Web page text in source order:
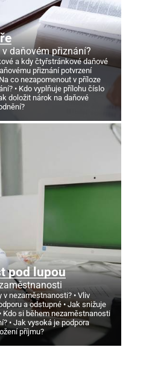
daňovém přiznání?
a kdy čtyřstránkové daňové
přiznání potvrzení
Na co nezapomenout v příloze
Kdo vyplňuje přílohu číslo
doložit nárok na daňové
pod lupou
v nezaměstnanosti?
Vliv
a odstupné
Jak snižuje
Kdo si během nezaměstnanosti
Jak vysoká je podpora
příjmu?